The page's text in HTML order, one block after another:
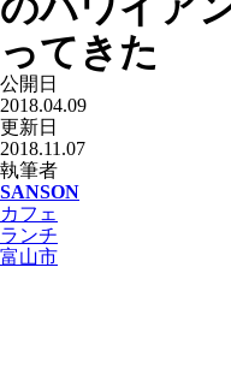
ってきた
公開日
2018.04.09
更新日
2018.11.07
執筆者
SANSON
カフェ
ランチ
富山市